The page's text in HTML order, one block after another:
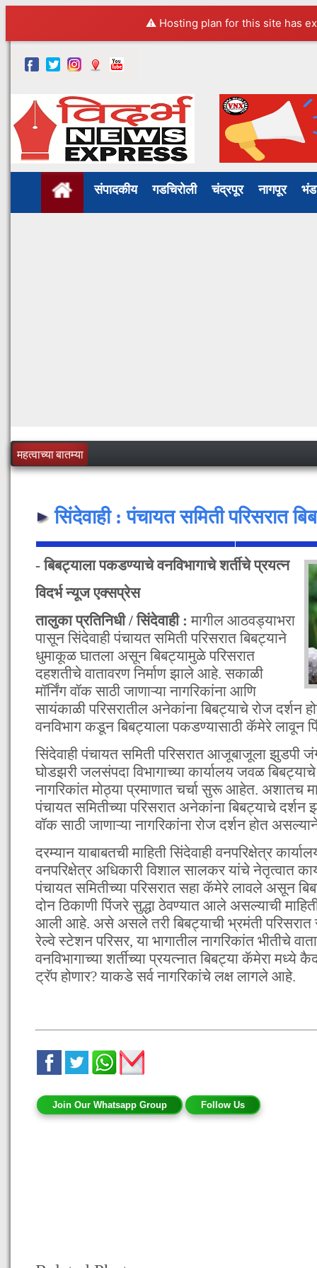
⚠️ Hosting plan for this site has
संपादकीय गडचिरोली चंद्रपूर नागपूर
महत्वाच्या बातम्या
सिंदेवाही : पंचायत समिती परिसरात
- बिबट्याला पकडण्याचे वनविभागाचे शर्तीचे प्रयत्न
विदर्भ न्यूज एक्सप्रेस
तालुका प्रतिनिधी / सिंदेवाही :मागील आठवड्याभरा
पासून सिंदेवाही पंचायत समिती परिसरात बिबट्याने
धुमाकूळ घातला असून बिबट्यामुळे परिसरात
दहशतीचे वातावरण निर्माण झाले आहे. सकाळी
मॉर्निंग वॉक साठी जाणाऱ्या नागरिकांना आणि
सायंकाळी परिसरातील अनेकांना बिबट्याचे रोज दर्शन
वनविभाग कडून बिबट्याला पकडण्यासाठी कॅमेरे
सिंदेवाही पंचायत समिती परिसरात आजूबाजूला झुडपी
घोडझरी जलसंपदा विभागाच्या कार्यालय जवळ
नागरिकांत मोठ्या प्रमाणात चर्चा सुरू आहेत. अशातच
पंचायत समितीच्या परिसरात अनेकांना बिबट्याचे दर्शन
वॉक साठी जाणाऱ्या नागरिकांना रोज दर्शन होत
दरम्यान याबाबतची माहिती सिंदेवाही वनपरिक्षेत्र
वनपरिक्षेत्र अधिकारी विशाल सालकर यांचे नेतृत्वात
पंचायत समितीच्या परिसरात सहा कॅमेरे लावले असून
दोन ठिकाणी पिंजरे सुद्धा ठेवण्यात आले असल्याची
आली आहे. असे असले तरी बिबट्याची भ्रमंती परिसरात
रेल्वे स्टेशन परिसर, या भागातील नागरिकांत भीतीचे
वनविभागाच्या शर्तीच्या प्रयत्नात बिबट्या कॅमेरा मध्ये
ट्रॅप होणार? याकडे सर्व नागरिकांचे लक्ष लागले आहे.
Join Our Whatsapp Group Follow Us